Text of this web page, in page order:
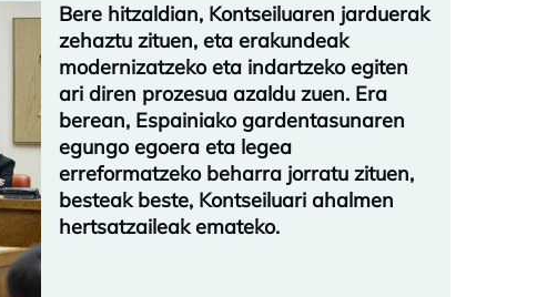
Bere hitzaldian, Kontseiluaren jarduerak
zehaztu zituen, eta erakundeak
modernizatzeko eta indartzeko egiten
ari diren prozesua azaldu zuen. Era
berean, Espainiako gardentasunaren
egungo egoera eta legea
erreformatzeko beharra jorratu zituen,
besteak beste, Kontseiluari ahalmen
hertsatzaileak emateko.